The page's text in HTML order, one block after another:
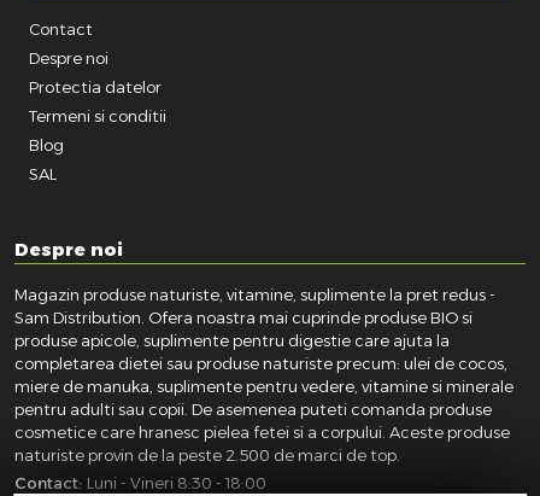
Contact
Despre noi
Protectia datelor
Termeni si conditii
Blog
SAL
Despre noi
Magazin produse naturiste, vitamine, suplimente la pret redus -
Sam Distribution. Ofera noastra mai cuprinde produse BIO si
produse apicole, suplimente pentru digestie care ajuta la
completarea dietei sau produse naturiste precum: ulei de cocos,
miere de manuka, suplimente pentru vedere, vitamine si minerale
pentru adulti sau copii. De asemenea puteti comanda produse
cosmetice care hranesc pielea fetei si a corpului. Aceste produse
naturiste provin de la peste 2.500 de marci de top.
Contact: Luni - Vineri 8:30 - 18:00